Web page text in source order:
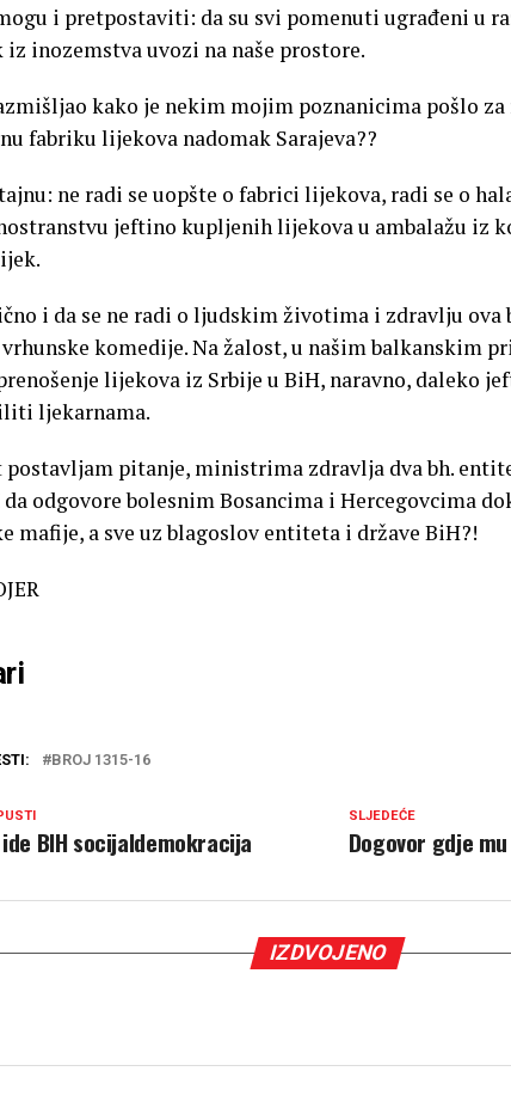
i pretpostaviti: da su svi pomenuti ugrađeni u
iz inozemstva uvozi na naše prostore.
kako je nekim mojim poznanicima pošlo
fabriku lijekova nadomak Sarajeva??
ne radi se uopšte o fabrici lijekova, radi se o
jeftino kupljenih lijekova u ambalažu iz
i da se ne radi o ljudskim životima i zdravlju
komedije. Na žalost, u našim balkanskim
lijekova iz Srbije u BiH, naravno, daleko
ljekarnama.
postavljam pitanje, ministrima zdravlja dva bh.
odgovore bolesnim Bosancima i Hercegovcima
mafije, a sve uz blagoslov entiteta i države BiH?!
BROJ 1315-16
SLJEDEĆE
Dogovor gdje
BIH socijaldemokracija
IZDVOJENO